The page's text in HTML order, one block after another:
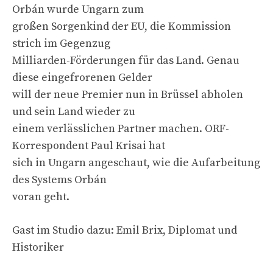
Orbán wurde Ungarn zum
großen Sorgenkind der EU, die Kommission
strich im Gegenzug
Milliarden-Förderungen für das Land. Genau
diese eingefrorenen Gelder
will der neue Premier nun in Brüssel abholen
und sein Land wieder zu
einem verlässlichen Partner machen. ORF-
Korrespondent Paul Krisai hat
sich in Ungarn angeschaut, wie die Aufarbeitung
des Systems Orbán
voran geht.
Gast im Studio dazu: Emil Brix, Diplomat und
Historiker